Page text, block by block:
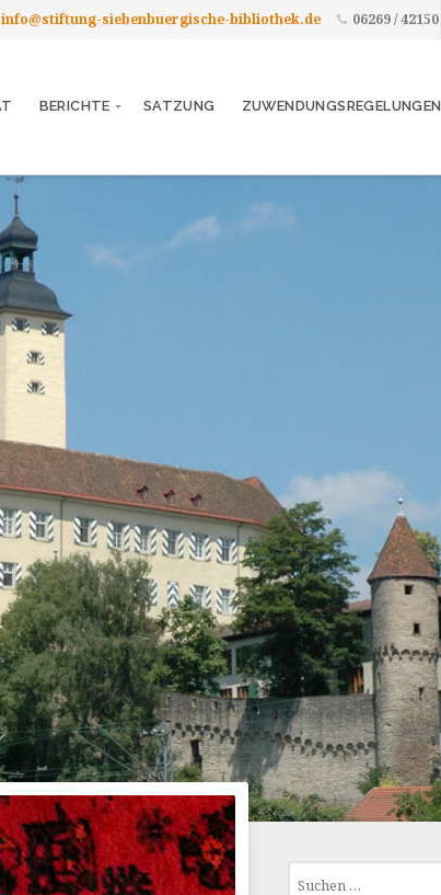
info@stiftung-siebenbuergische-bibliothek.de 06269 / 42150
BERICHTE SATZUNG ZUWENDUNGSREGELUNGEN